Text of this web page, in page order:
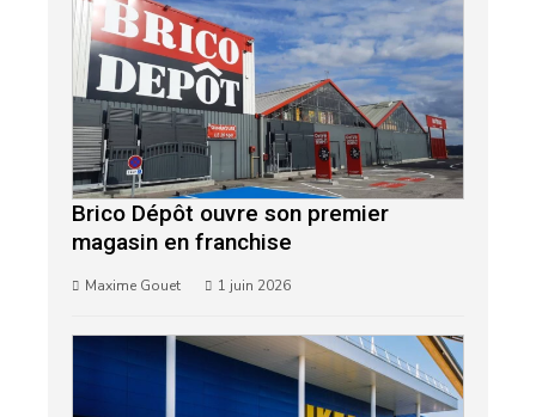
Brico Dépôt ouvre son premier
magasin en franchise
Maxime Gouet 1 juin 2026